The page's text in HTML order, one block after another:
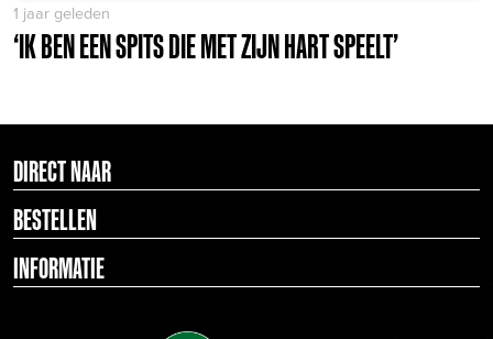
1 jaar geleden
‘IK BEN EEN SPITS DIE MET ZIJN HART SPEELT’
DIRECT NAAR
BESTELLEN
INFORMATIE